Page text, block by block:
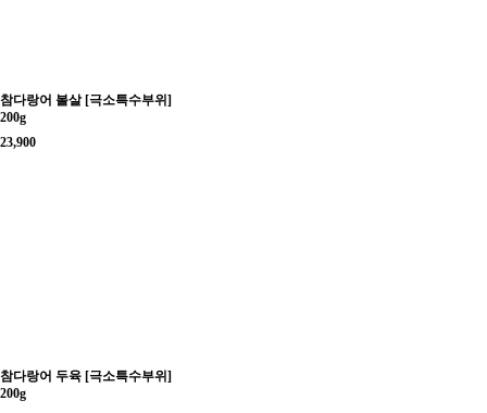
참다랑어 볼살 [극소특수부위]
200g
23,900
참다랑어 두육 [극소특수부위]
200g